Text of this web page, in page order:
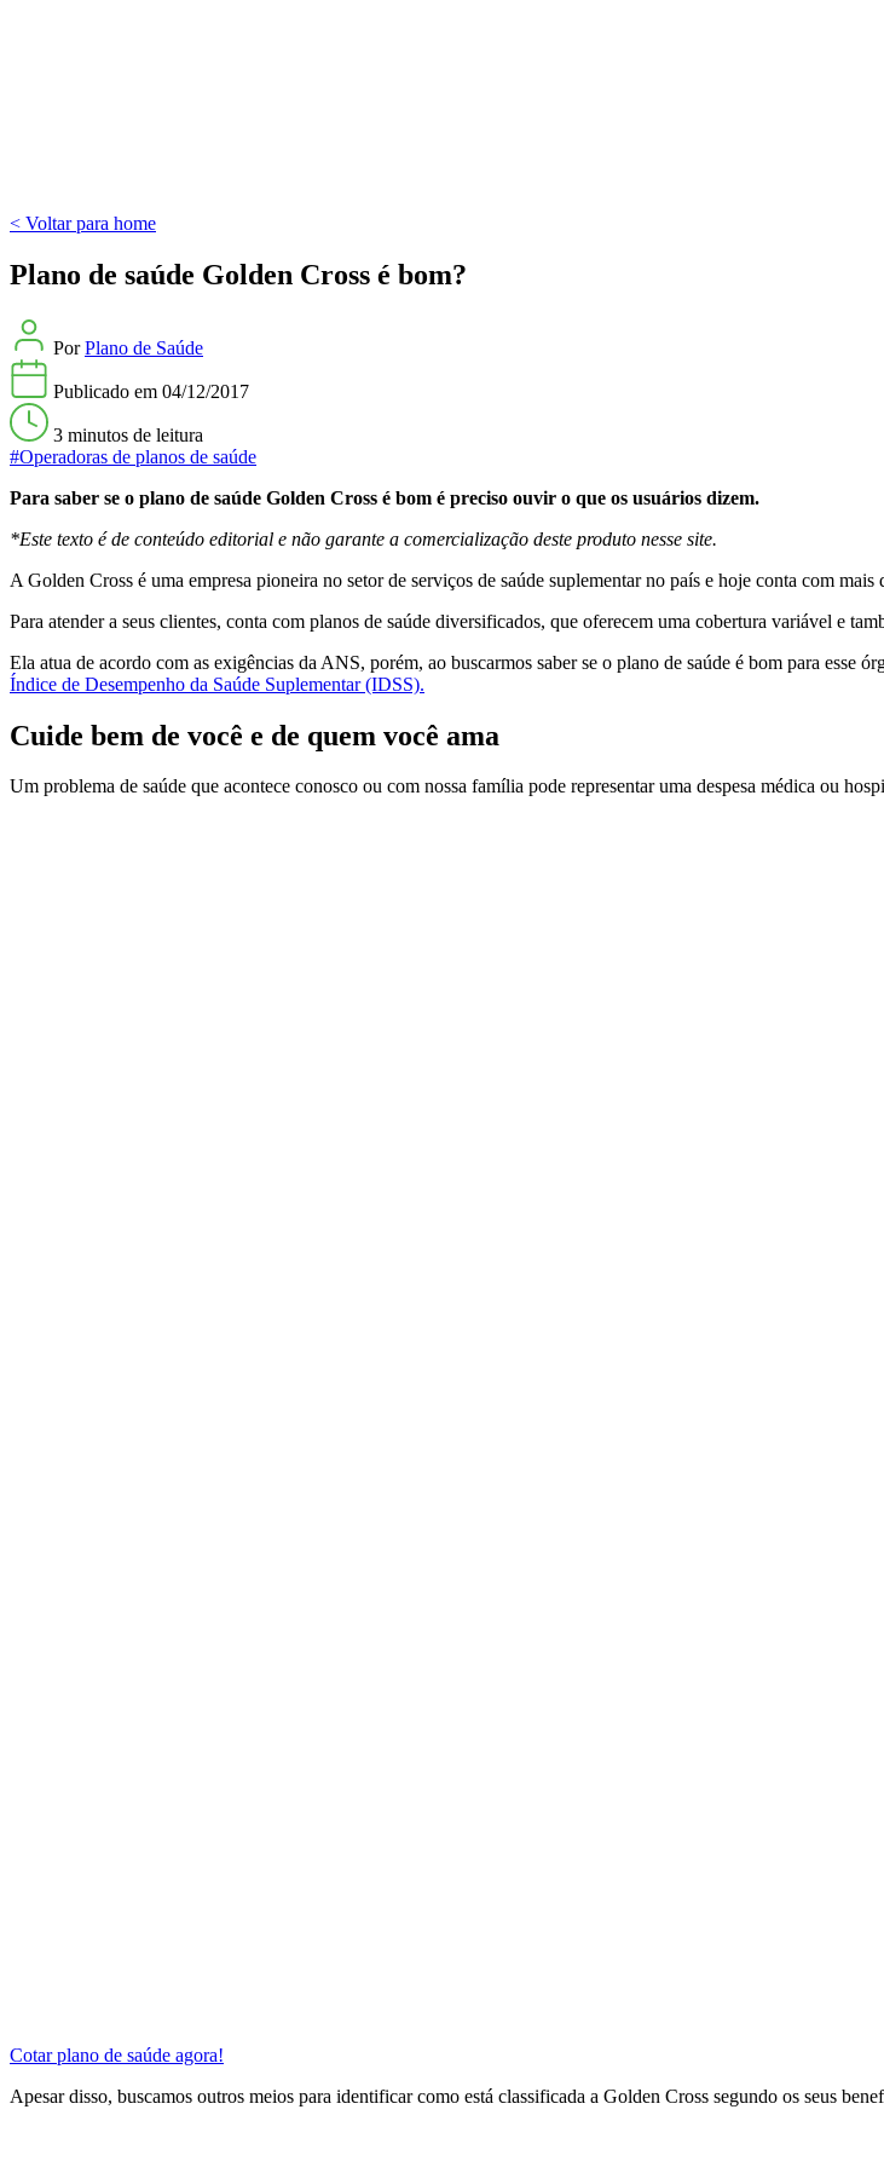
< Voltar para home
Plano de saúde Golden Cross é bom?
PorPlano de Saúde
Publicado em 04/12/2017
3 minutos de leitura
#Operadoras de planos de saúde
Para saber se o plano de saúde Golden Cross é bom é preciso ouvir o que os usuários dizem.
*Este texto é de conteúdo editorial e não garante a comercialização deste produto nesse site.
A Golden Cross é uma empresa pioneira no setor de serviços de saúde suplementar no país e hoje conta com
Para atender a seus clientes, conta com planos de saúde diversificados, que oferecem uma cobertura variável e
Ela atua de acordo com as exigências da ANS, porém, ao buscarmos saber se o plano de saúde é bom para esse
Índice de Desempenho da Saúde Suplementar (IDSS).
Cuide bem de você e de quem você ama
Um problema de saúde que acontece conosco ou com nossa família pode representar uma despesa médica ou
Cotar plano de saúde agora!
Apesar disso, buscamos outros meios para identificar como está classificada a Golden Cross segundo os seus